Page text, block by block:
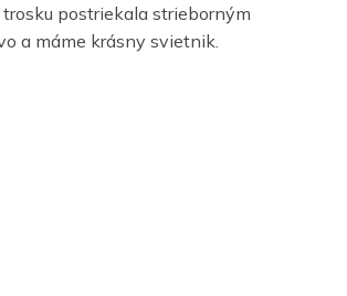
postriekala strieborným
a máme krásny svietnik.